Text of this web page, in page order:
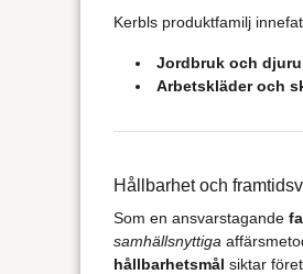
Kerbls produktfamilj
Jordbruk och
Arbetskläder och
Hållbarhet och
Som en ansvarstagande
samhällsnyttiga
hållbarhetsmål siktar